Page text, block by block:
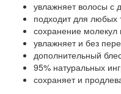
увлажняет волосы с
подходит для любых
сохранение молекул
увлажняет и без
дополнительный
95% натуральных
сохраняет и